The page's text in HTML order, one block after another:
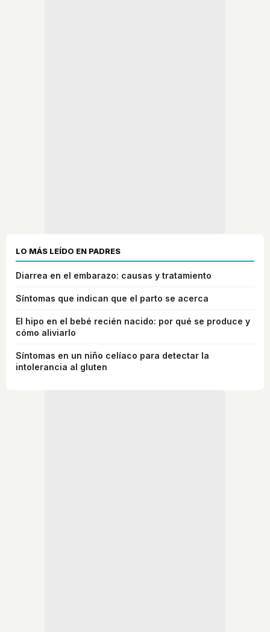
LO MÁS LEÍDO EN PADRES
Diarrea en el embarazo: causas y tratamiento
Síntomas que indican que el parto se acerca
El hipo en el bebé recién nacido: por qué se produce y
cómo aliviarlo
Síntomas en un niño celíaco para detectar la
intolerancia al gluten